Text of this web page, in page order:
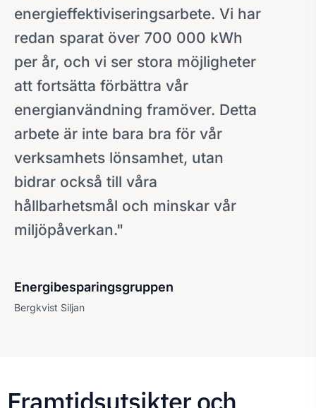
energieffektiviseringsarbete. Vi har
redan sparat över 700 000 kWh
per år, och vi ser stora möjligheter
att fortsätta förbättra vår
energianvändning framöver. Detta
arbete är inte bara bra för vår
verksamhets lönsamhet, utan
bidrar också till våra
hållbarhetsmål och minskar vår
miljöpåverkan."
Energibesparingsgruppen
Bergkvist Siljan
Framtidsutsikter och